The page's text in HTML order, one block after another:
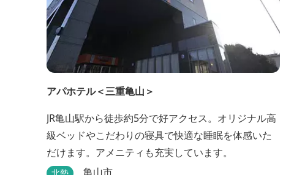
アパホテル＜三重亀山＞
JR亀山駅から徒歩約5分で好アクセス。オリジナル高
級ベッドやこだわりの寝具で快適な睡眠を体感いた
だけます。アメニティも充実しています。
亀山市